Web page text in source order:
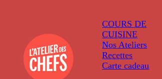
COURS DE
CUISINE
Nos Ateliers
Recettes
Carte cadeau